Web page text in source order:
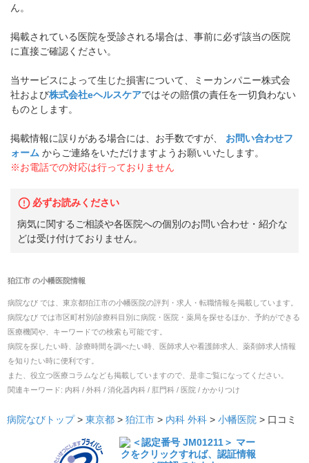
ん。
掲載されている医院を受診される場合は、事前に必ず該当の医院
に直接ご確認ください。
当サービスによって生じた損害について、ミーカンパニー株式会
社および株式会社eヘルスケアではその賠償の責任を一切負わない
ものとします。
掲載情報に誤りがある場合には、お手数ですが、
お問い合わせフ
ォーム からご連絡をいただけますようお願いいたします。
※お電話での対応は行っておりません
必ずお読みください
病気に関するご相談や各医院への個別のお問い合わせ・紹介な
どは受け付けておりません。
狛江市の小幡医院情報
病院なび では、 東京都狛江市の小幡医院の評判・求人・転職情報を掲載しています。
病院なび では市区町村別/診療科目別に病院・医院・薬局を探せるほか、予約ができる
医療機関や、キーワードでの検索も可能です。
病院を探したい時、診療時間を調べたい時、医師求人や看護師求人、薬剤師求人情報
を知りたい時に便利です。
また、役立つ医療コラムなども掲載していますので、是非ご覧になってください。
関連キーワード: 内科 / 外科 / 消化器内科 / 肛門科 / 医院 / かかりつけ
病院なびトップ> 東京都 > 狛江市 > 内科 外科 > 小幡医院 > 口コミ